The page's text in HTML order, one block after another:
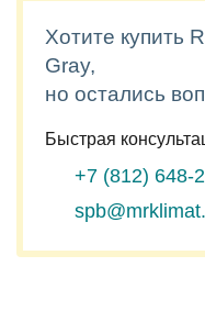
Хотите купить
Gray,
но остались
Быстрая
+7 (812) 648-